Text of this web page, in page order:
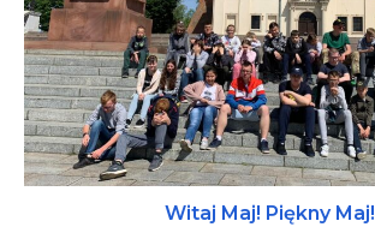
Witaj Maj! Piękny Maj!